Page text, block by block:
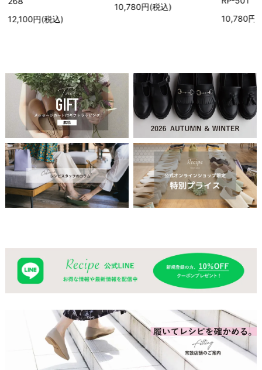
円(税込)
10,780円(税込)
10,780円(税